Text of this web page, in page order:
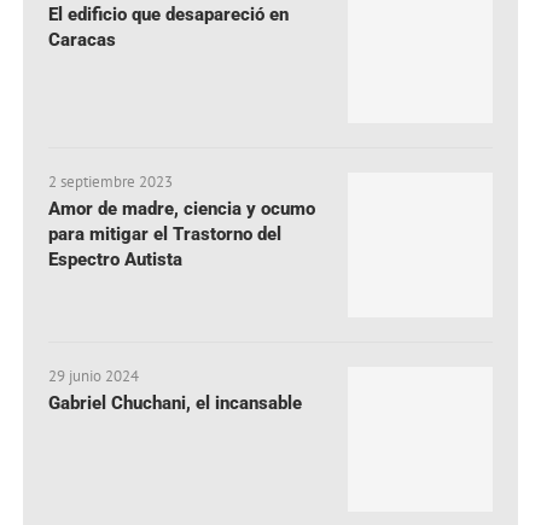
El edificio que desapareció en
Caracas
2 septiembre 2023
Amor de madre, ciencia y ocumo
para mitigar el Trastorno del
Espectro Autista
29 junio 2024
Gabriel Chuchani, el incansable